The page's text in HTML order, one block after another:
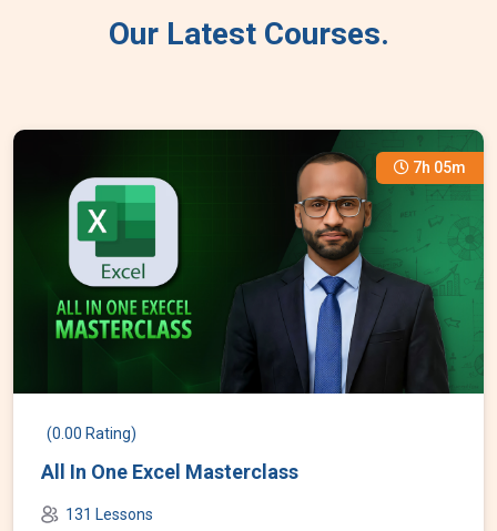
Our Latest Courses.
7h 05m
(0.00 Rating)
All In One Excel Masterclass
131 Lessons